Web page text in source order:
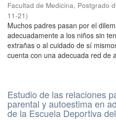
Facultad de Medicina, Postgrado
11-21)
Muchos padres pasan por el
adecuadamente a los niños sin
extrañas o al cuidado de sí
cuenta con una adecuada red de
Estudio de las relaciones
parental y autoestima en
de la Escuela Deportiva